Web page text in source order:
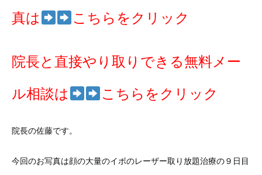
真は こちらをクリック
院長と直接やり取りできる無料メー
ル相談は こちらをクリック
院長の佐藤です。
今回のお写真は顔の大量のイボのレーザー取り放題治療の９日目